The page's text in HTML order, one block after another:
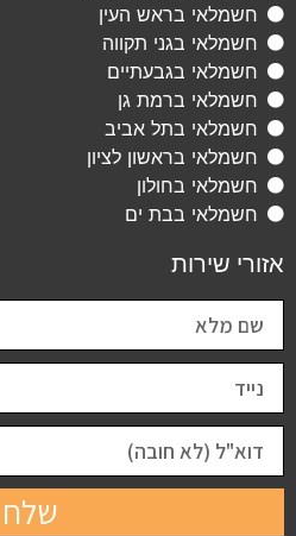
חשמלאי בראש העין
חשמלאי בגני תקווה
חשמלאי בגבעתיים
חשמלאי ברמת גן
חשמלאי בתל אביב
חשמלאי בראשון לציון
חשמלאי בחולון
חשמלאי בבת ים
אזורי שירות
שלח